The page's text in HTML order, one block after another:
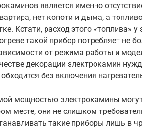
является именно
нет копоти и дыма, а
Кстати, расход этого «топлива»
такой прибор потребляет не
от режима работы и
декорации электрокамин
без включения
мощностью электрокамины
месте, они не слишком
такие приборы лишь в